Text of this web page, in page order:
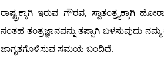
ರಾಷ್ಟ್ರಕ್ಕಾಗಿ ಇರುವ ಗೌರವ,
ನಂತಹ ತಂತ್ರಜ್ಞಾನವನ್ನು ತಪ್ಪಾಗಿ ಬಳಸುವುದು
ಜಾಗೃತಗೊಳಿಸುವ ಸಮಯ ಬಂದಿದೆ.